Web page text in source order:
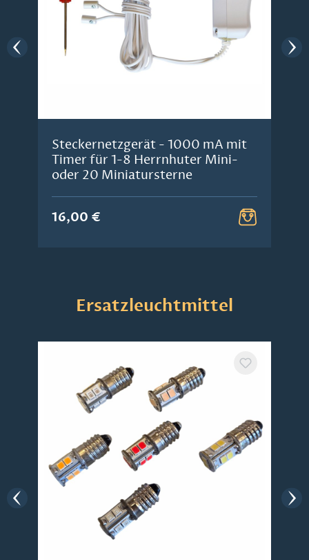
Steckernetzgerät - 1000 mA mit
Timer für 1-8 Herrnhuter Mini-
oder 20 Miniatursterne
16,00 €
Produktgalerie überspringen
Ersatzleuchtmittel